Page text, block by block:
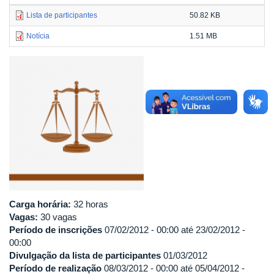
Lista de participantes 50.82 KB
Notícia 1.51 MB
Carga horária: 32 horas
Vagas: 30 vagas
Período de inscrições 07/02/2012 - 00:00 até 23/02/2012 -
00:00
Divulgação da lista de participantes 01/03/2012
Período de realização 08/03/2012 - 00:00 até 05/04/2012 -